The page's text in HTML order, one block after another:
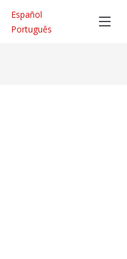
Español
Português